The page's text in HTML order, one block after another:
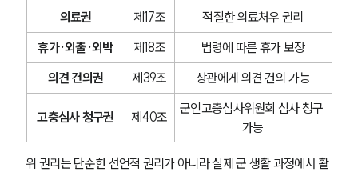
의료권
제17조
적절한 의료처우 권리
휴가·외출·외박
제18조
법령에 따른 휴가 보장
의견 건의권
제39조 상관에게 의견 건의 가능
고충심사 청구권 제40조
군인고충심사위원회 심사 청구
가능
위 권리는 단순한 선언적 권리가 아니라 실제 군 생활 과정에서 활